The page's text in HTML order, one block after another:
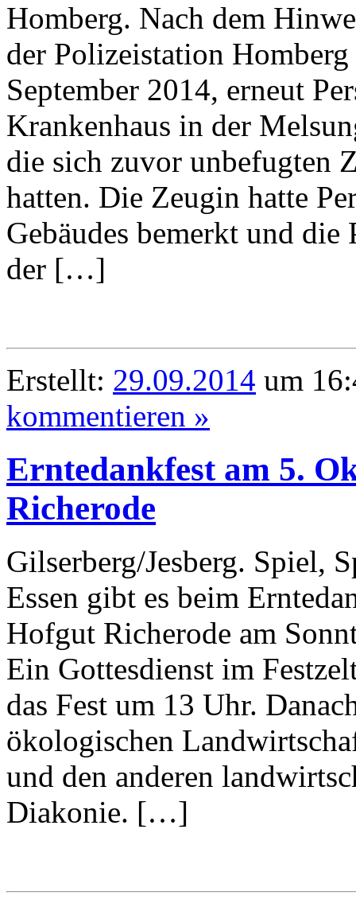
Homberg. Nach dem
der Polizeistation
September 2014, erneut
Krankenhaus in der
die sich zuvor unbefugten
hatten. Die Zeugin hatte
Gebäudes bemerkt und
der […]
Erstellt: 29.09.2014 um
kommentieren »
Erntedankfest am 5.
Richerode
Gilserberg/Jesberg. Spiel,
Essen gibt es beim
Hofgut Richerode am
Ein Gottesdienst im
das Fest um 13 Uhr.
ökologischen
und den anderen
Diakonie. […]